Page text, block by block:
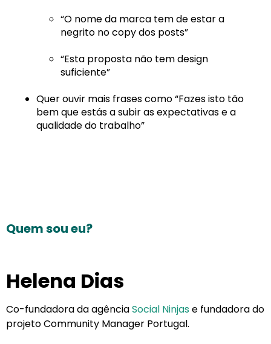
“O nome da marca tem de estar a
negrito no copy dos posts”
“Esta proposta não tem design
suficiente”
Quer ouvir mais frases como “Fazes isto tão
bem que estás a subir as expectativas e a
qualidade do trabalho”
Quem sou eu?
Helena Dias
Co-fundadora da agênciaSocial Ninjase fundadora do
projeto Community Manager Portugal.